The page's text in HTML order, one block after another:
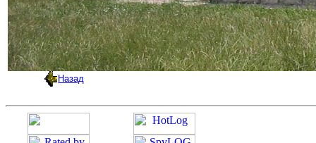
Назад